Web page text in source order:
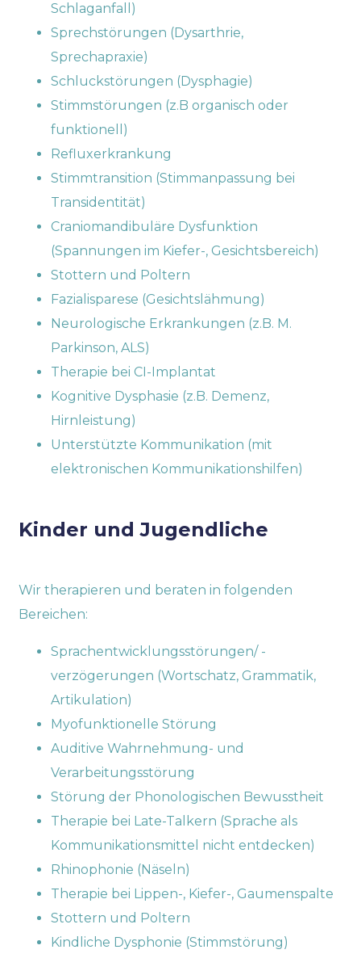
Schlaganfall)
Sprechstörungen (Dysarthrie,
Sprechapraxie)
Schluckstörungen (Dysphagie)
Stimmstörungen (z.B organisch oder
funktionell)
Refluxerkrankung
Stimmtransition (Stimmanpassung bei
Transidentität)
Craniomandibuläre Dysfunktion
(Spannungen im Kiefer-, Gesichtsbereich)
Stottern und Poltern
Fazialisparese (Gesichtslähmung)
Neurologische Erkrankungen (z.B. M.
Parkinson, ALS)
Therapie bei CI-Implantat
Kognitive Dysphasie (z.B. Demenz,
Hirnleistung)
Unterstützte Kommunikation (mit
elektronischen Kommunikationshilfen)
Kinder und Jugendliche
Wir therapieren und beraten in folgenden
Bereichen:
Sprachentwicklungsstörungen/ -
verzögerungen (Wortschatz, Grammatik,
Artikulation)
Myofunktionelle Störung
Auditive Wahrnehmung- und
Verarbeitungsstörung
Störung der Phonologischen Bewusstheit
Therapie bei Late-Talkern (Sprache als
Kommunikationsmittel nicht entdecken)
Rhinophonie (Näseln)
Therapie bei Lippen-, Kiefer-, Gaumenspalte
Stottern und Poltern
Kindliche Dysphonie (Stimmstörung)